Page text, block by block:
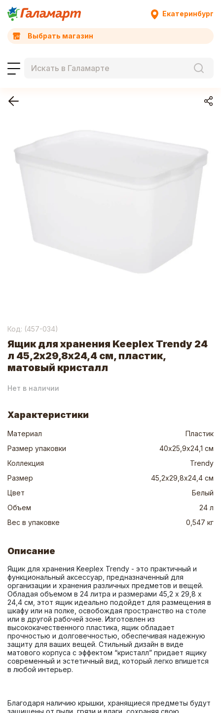
Екатеринбург
Выбрать магазин
Код: (457-034)
Ящик для хранения Keeplex Trendy 24
л 45,2х29,8х24,4 см, пластик,
матовый кристалл
Нет в наличии
Характеристики
Материал
Пластик
Размер упаковки
40х25,9х24,1 см
Коллекция
Trendy
Размер
45,2х29,8х24,4 см
Цвет
Белый
Объем
24 л
Вес в упаковке
0,547 кг
Описание
Ящик для хранения Keeplex Trendy - это практичный и
функциональный аксессуар, предназначенный для
организации и хранения различных предметов и вещей.
Обладая объемом в 24 литра и размерами 45,2 х 29,8 х
24,4 см, этот ящик идеально подойдет для размещения в
шкафу или на полке, освобождая пространство на столе
или в другой рабочей зоне. Изготовлен из
высококачественного пластика, ящик обладает
прочностью и долговечностью, обеспечивая надежную
защиту для ваших вещей. Стильный дизайн в виде
матового корпуса с эффектом “кристалл” придает ящику
современный и эстетичный вид, который легко впишется
Благодаря наличию крышки, хранящиеся предметы будут
защищены от пыли, грязи и влаги, сохраняя свою